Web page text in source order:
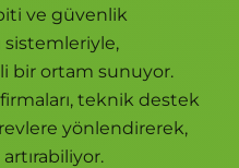
ve güvenlik
bir ortam sunuyor.
teknik destek
yönlendirerek,